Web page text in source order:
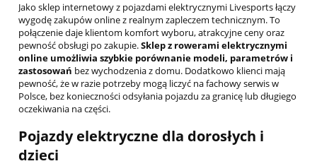
Jako sklep internetowy z pojazdami elektrycznymi Livesports łączy
wygodę zakupów online z realnym zapleczem technicznym. To
połączenie daje klientom komfort wyboru, atrakcyjne ceny oraz
pewność obsługi po zakupie.Sklep z rowerami elektrycznymi
online umożliwia szybkie porównanie modeli, parametrów i
zastosowań bez wychodzenia z domu. Dodatkowo klienci mają
pewność, że w razie potrzeby mogą liczyć na fachowy serwis w
Polsce, bez konieczności odsyłania pojazdu za granicę lub długiego
oczekiwania na części.
Pojazdy elektryczne dla dorosłych i
dzieci